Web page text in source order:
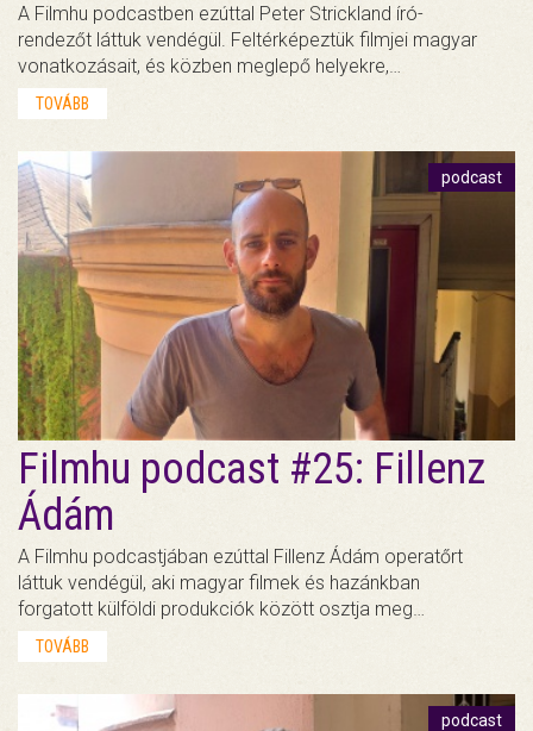
A Filmhu podcastben ezúttal Peter Strickland író-
rendezőt láttuk vendégül. Feltérképeztük filmjei magyar
vonatkozásait, és közben meglepő helyekre,…
TOVÁBB
podcast
Filmhu podcast #25: Fillenz
Ádám
A Filmhu podcastjában ezúttal Fillenz Ádám operatőrt
láttuk vendégül, aki magyar filmek és hazánkban
forgatott külföldi produkciók között osztja meg…
TOVÁBB
podcast